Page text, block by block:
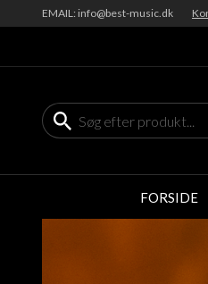
EMAIL: info@best-music.dk
FORSIDE